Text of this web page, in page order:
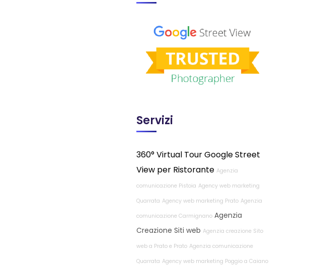
Servizi
360° Virtual Tour Google Street
View per Ristorante Agenzia
comunicazione Pistoia Agency web marketing
Quarrata Agency web marketing Prato Agenzia
comunicazione Carmignano Agenzia
Creazione Siti web Agenzia creazione Sito
web a Prato e Prato Agenzia comunicazione
Quarrata Agency web marketing Poggio a Caiano